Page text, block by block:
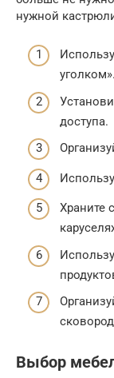
нужной
уголком».
доступа.
Храните
Выбор